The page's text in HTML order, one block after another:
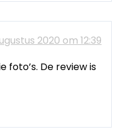
2020 om 12:39
foto’s. De review is